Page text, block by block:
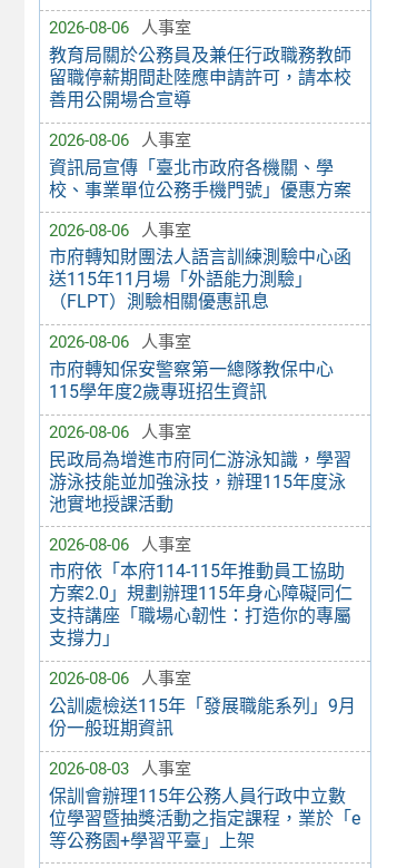
2026-08-06 人事室
教育局關於公務員及兼任行政職務教師
留職停薪期間赴陸應申請許可，請本校
善用公開場合宣導
2026-08-06 人事室
資訊局宣傳「臺北市政府各機關、學
校、事業單位公務手機門號」優惠方案
2026-08-06 人事室
市府轉知財團法人語言訓練測驗中心函
送115年11月場「外語能力測驗」
（FLPT）測驗相關優惠訊息
2026-08-06 人事室
市府轉知保安警察第一總隊教保中心
115學年度2歲專班招生資訊
2026-08-06 人事室
民政局為增進市府同仁游泳知識，學習
游泳技能並加強泳技，辦理115年度泳
池實地授課活動
2026-08-06 人事室
市府依「本府114-115年推動員工協助
方案2.0」規劃辦理115年身心障礙同仁
支持講座「職場心韌性：打造你的專屬
支撐力」
2026-08-06 人事室
公訓處檢送115年「發展職能系列」9月
份一般班期資訊
2026-08-03 人事室
保訓會辦理115年公務人員行政中立數
位學習暨抽獎活動之指定課程，業於「e
等公務園+學習平臺」上架